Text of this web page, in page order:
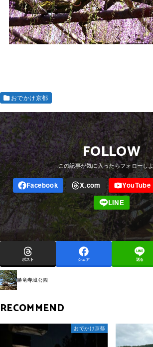
おでかけ京都
FOLLOW
ポスト シェア 送る
勝竜寺城公園
RECOMMEND
おでかけ京都